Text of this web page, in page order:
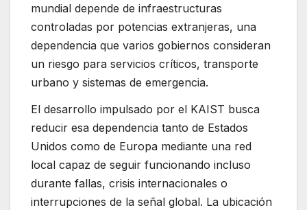
mundial depende de infraestructuras
controladas por potencias extranjeras, una
dependencia que varios gobiernos consideran
un riesgo para servicios críticos, transporte
urbano y sistemas de emergencia.
El desarrollo impulsado por el KAIST busca
reducir esa dependencia tanto de Estados
Unidos como de Europa mediante una red
local capaz de seguir funcionando incluso
durante fallas, crisis internacionales o
interrupciones de la señal global. La ubicación